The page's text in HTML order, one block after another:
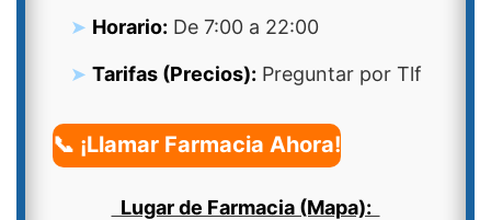
Horario: De 7:00 a 22:00
Tarifas (Precios): Preguntar por Tlf
📞 ¡Llamar Farmacia Ahora!
Lugar de Farmacia (Mapa):